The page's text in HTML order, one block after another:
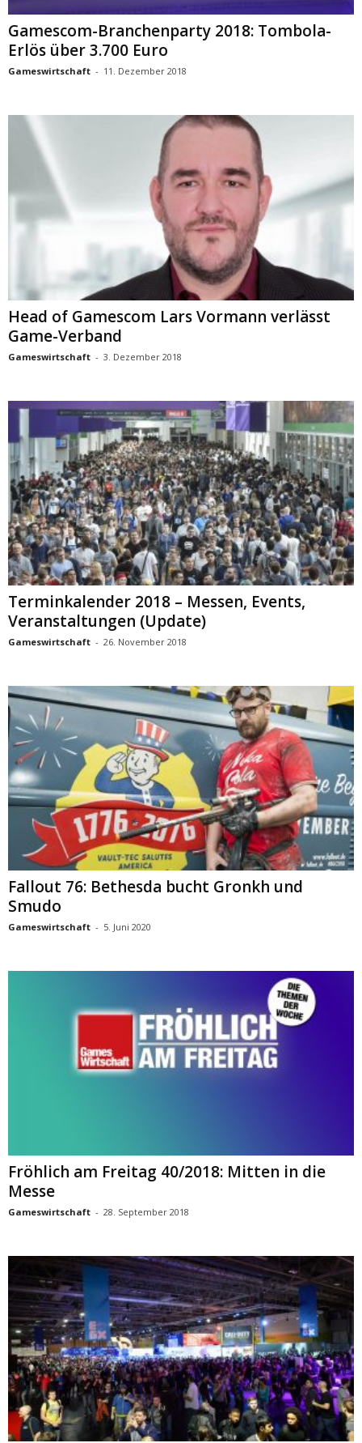
Gamescom-Branchenparty 2018: Tombola-
Erlös über 3.700 Euro
Gameswirtschaft - 11. Dezember 2018
Head of Gamescom Lars Vormann verlässt
Game-Verband
Gameswirtschaft - 3. Dezember 2018
Terminkalender 2018 – Messen, Events,
Veranstaltungen (Update)
Gameswirtschaft - 26. November 2018
Fallout 76: Bethesda bucht Gronkh und
Smudo
Gameswirtschaft - 5. Juni 2020
Fröhlich am Freitag 40/2018: Mitten in die
Messe
Gameswirtschaft - 28. September 2018